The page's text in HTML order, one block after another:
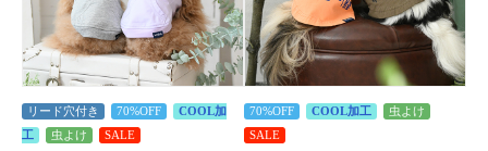
リード穴付き 70%OFF
COOL加
工
虫よけ SALE
70%OFF COOL加工
虫よけ
SALE